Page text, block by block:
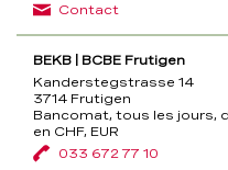
Contact
BEKB | BCBE Frutigen
Kanderstegstrasse 14
3714 Frutigen
Bancomat, tous les jours,
en CHF, EUR
033 672 77 10